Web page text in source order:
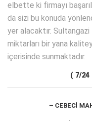
elbette ki firmayı
da sizi bu konuda
yer alacaktır.
miktarları bir yana
içerisinde sunmaktadır.
( 7/24
– CEBECİ